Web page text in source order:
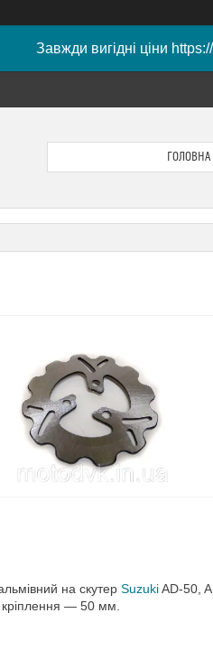
Завжди вигідні ціни
ГОЛОВНА
на скутер SuzukiAD-50,
кріплення — 50 мм.